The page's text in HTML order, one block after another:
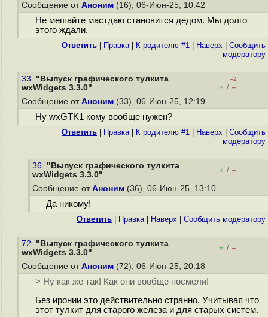
Сообщение от Аноним (16), 06-Июн-25, 10:42
Не мешайте мастдаю становится дедом. Мы долго
этого ждали.
Ответить Правка| К родителю #1 Наверх
Cообщить
модератору
33. "Выпуск графического тулкита
wxWidgets 3.3.0"
–2
+ / –
Сообщение от Аноним (33), 06-Июн-25, 12:19
Ну wxGTK1 кому вообще нужен?
Ответить Правка| К родителю #1 Наверх
Cообщить
модератору
36. "Выпуск графического тулкита
wxWidgets 3.3.0"
+ / –
Сообщение от Аноним (36), 06-Июн-25, 13:10
Да никому!
Ответить Правка| Наверх Cообщить модератору
72. "Выпуск графического тулкита
wxWidgets 3.3.0"
+ / –
Сообщение от Аноним (72), 06-Июн-25, 20:18
> Ну как же так! Как они вообще посмели!
Без иронии это действительно странно. Учитывая что
этот тулкит для старого железа и для старых систем.